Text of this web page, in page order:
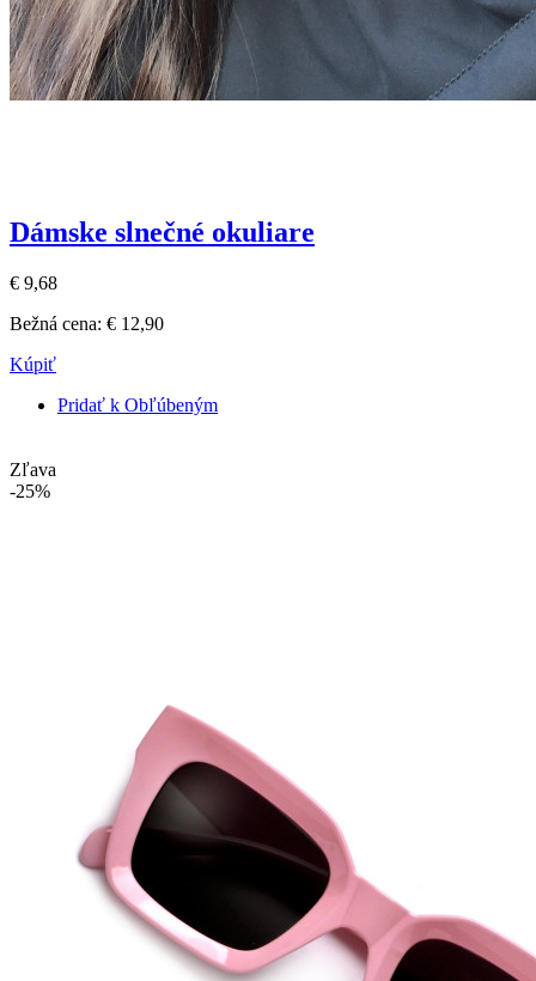
Dámske slnečné okuliare
€ 9,68
Bežná cena: € 12,90
Kúpiť
Pridať k Obľúbeným
Zľava
-25%